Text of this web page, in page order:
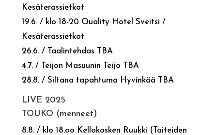
Kesäterassietkot
19.6. / klo 18-20 Quality Hotel Sveitsi /
Kesäterassietkot
26.6. / Taalintehdas TBA
4.7. / Teijon Masuunin Teijo TBA
28.8. / Siltana tapahtuma Hyvinkää TBA
LIVE 2025
TOUKO (menneet)
8.8. / klo 18.oo Kellokosken Ruukki (Taiteiden